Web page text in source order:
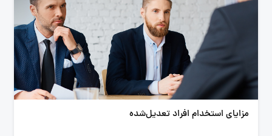
مزایای استخدام افراد تعدیل‌شده